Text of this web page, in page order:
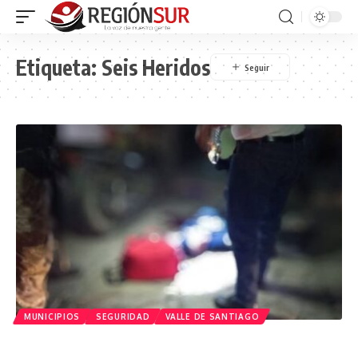
Etiqueta: Seis Heridos
MUNICIPIOS SEGURIDAD VALLE DE SANTIAGO